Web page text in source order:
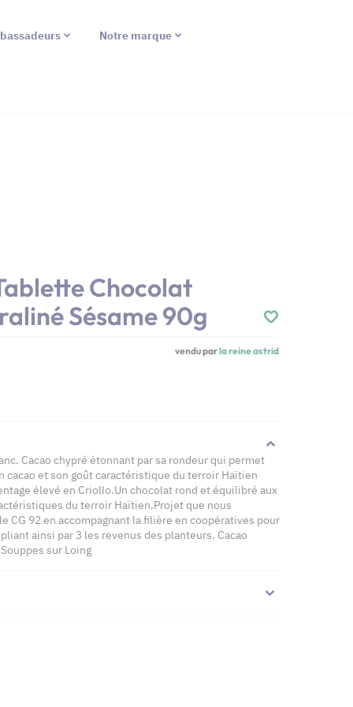
Notre marque
Chocolat
Sésame 90g
vendu parla reine astrid
Cacao chypré étonnant par sa rondeur qui permet
et son goût caractéristique du terroir Haïtien
élevé en Criollo.Un chocolat rond et équilibré aux
du terroir Haïtien.Projet que nous
CG 92 en accompagnant la filière en coopératives pour
ainsi par 3 les revenus des planteurs. Cacao
sur Loing